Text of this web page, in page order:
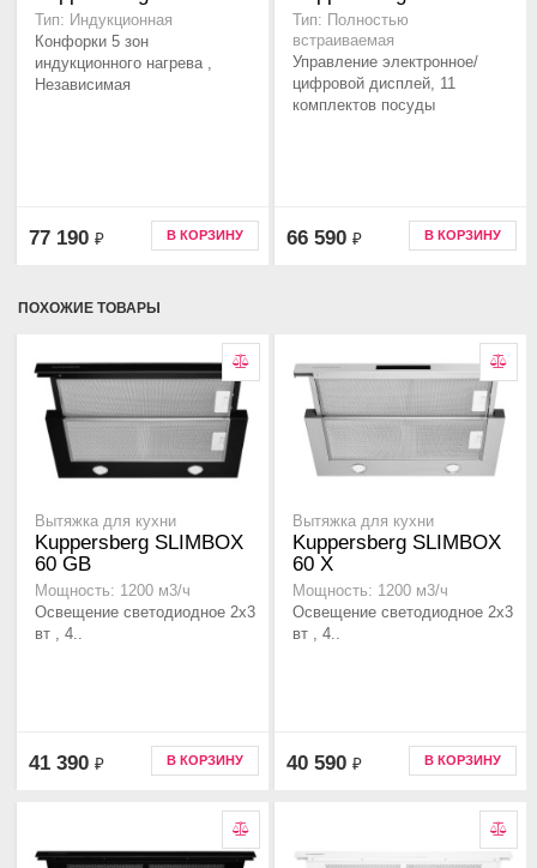
Тип: Индукционная
Конфорки 5 зон
индукционного нагрева ,
Независимая
77 190 ₽ В КОРЗИНУ
Тип: Полностью
встраиваемая
Управление электронное/
цифровой дисплей, 11
комплектов посуды
66 590 ₽ В КОРЗИНУ
ПОХОЖИЕ ТОВАРЫ
Вытяжка для кухни
Kuppersberg SLIMBOX
60 GB
Мощность: 1200 м3/ч
Освещение светодиодное 2х3
вт , 4..
41 390 ₽ В КОРЗИНУ
Вытяжка для кухни
Kuppersberg SLIMBOX
60 X
Мощность: 1200 м3/ч
Освещение светодиодное 2х3
вт , 4..
40 590 ₽ В КОРЗИНУ